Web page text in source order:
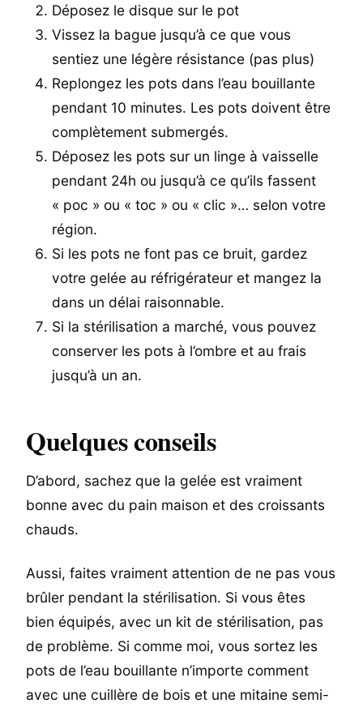
Déposez le disque sur le pot
Vissez la bague jusqu’à ce que vous
sentiez une légère résistance (pas plus)
Replongez les pots dans l’eau bouillante
pendant 10 minutes. Les pots doivent être
complètement submergés.
Déposez les pots sur un linge à vaisselle
pendant 24h ou jusqu’à ce qu’ils fassent
« poc » ou « toc » ou « clic »… selon votre
région.
Si les pots ne font pas ce bruit, gardez
votre gelée au réfrigérateur et mangez la
dans un délai raisonnable.
Si la stérilisation a marché, vous pouvez
conserver les pots à l’ombre et au frais
jusqu’à un an.
Quelques conseils
D’abord, sachez que la gelée est vraiment
bonne avec du pain maison et des croissants
chauds.
Aussi, faites vraiment attention de ne pas vous
brûler pendant la stérilisation. Si vous êtes
bien équipés, avec un kit de stérilisation, pas
de problème. Si comme moi, vous sortez les
pots de l’eau bouillante n’importe comment
avec une cuillère de bois et une mitaine semi-